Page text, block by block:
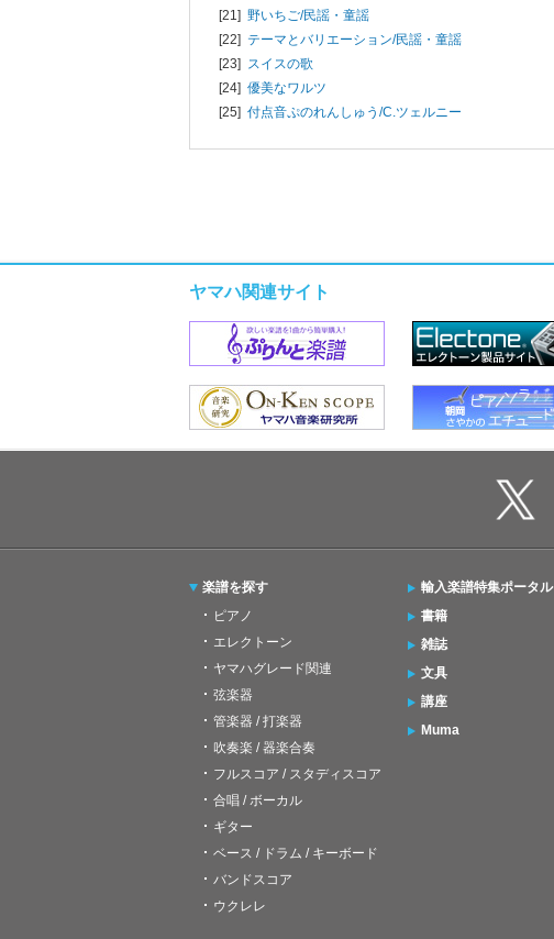
[21] 野いちご/民謡・童謡
[22] テーマとバリエーション/民謡・童謡
[23] スイスの歌
[24] 優美なワルツ
[25] 付点音ぷのれんしゅう/C.ツェルニー
ヤマハ関連サイト
楽譜を探す
ピアノ
エレクトーン
ヤマハグレード関連
弦楽器
管楽器 / 打楽器
吹奏楽 / 器楽合奏
フルスコア / スタディスコア
合唱 / ボーカル
ギター
ベース / ドラム / キーボード
バンドスコア
ウクレレ
輸入楽譜特集ポータル
書籍
雑誌
文具
講座
Muma